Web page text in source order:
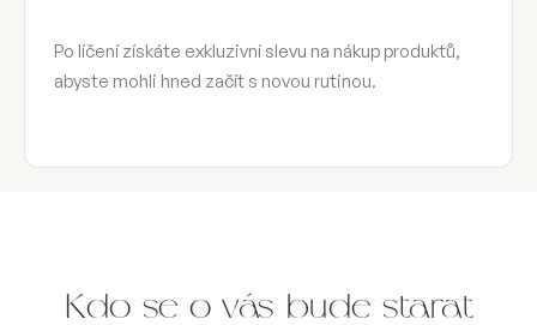
Po líčení získáte exkluzivní slevu na nákup produktů,
abyste mohli hned začít s novou rutinou.
Kdo se o vás bude starat